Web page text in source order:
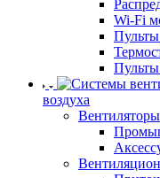
Wi-Fi
Пульты
воздуха
Вентиляторы